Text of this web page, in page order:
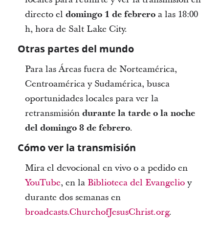
directo el domingo 1 de febreroa las 18:00
h, hora de Salt Lake City.
Otras partes del mundo
Para las Áreas fuera de Norteamérica,
Centroamérica y Sudamérica, busca
oportunidades locales para ver la
retransmisión durante la tarde o la noche
del domingo 8 de febrero.
Cómo ver la transmisión
Mira el devocional en vivo o a pedido en
YouTube, en la Biblioteca del Evangelioy
durante dos semanas en
broadcasts.ChurchofJesusChrist.org.